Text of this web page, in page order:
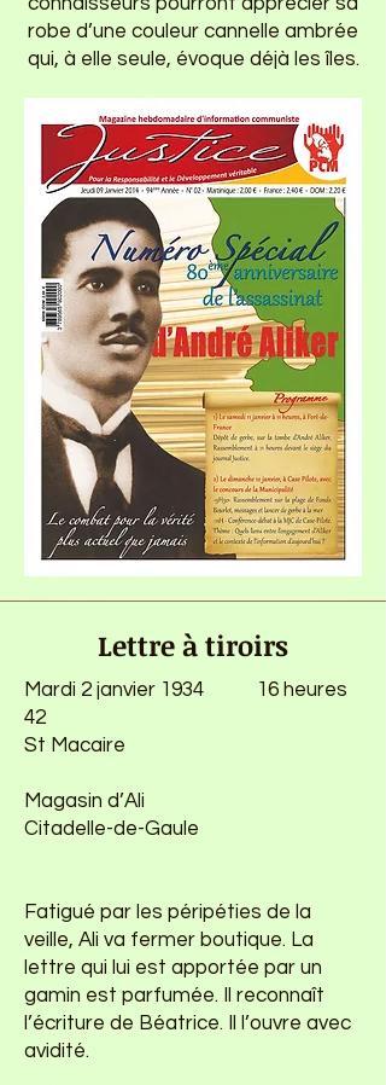
robe d’une couleur cannelle ambrée
qui, à elle seule, évoque déjà les îles.
Lettre à tiroirs
Mardi 2 janvier 1934 16 heures
42
St Macaire
Magasin d’Ali
Citadelle-de-Gaule
Fatigué par les péripéties de la
veille, Ali va fermer boutique. La
lettre qui lui est apportée par un
gamin est parfumée. Il reconnaît
l’écriture de Béatrice. Il l’ouvre avec
avidité.